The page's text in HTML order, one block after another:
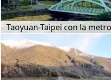
Taoyuan-Taipei con la